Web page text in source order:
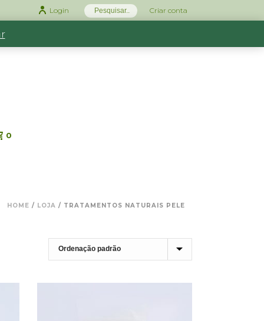
Criar conta
Login
0
HOME / LOJA / TRATAMENTOS NATURAIS PELE